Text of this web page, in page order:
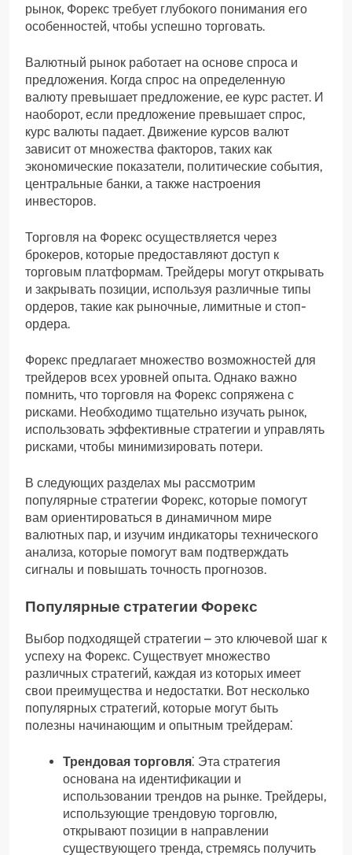
рынок, Форекс требует глубокого понимания его
особенностей, чтобы успешно торговать.
Валютный рынок работает на основе спроса и
предложения. Когда спрос на определенную
валюту превышает предложение, ее курс растет. И
наоборот, если предложение превышает спрос,
курс валюты падает. Движение курсов валют
зависит от множества факторов, таких как
экономические показатели, политические события,
центральные банки, а также настроения
инвесторов.
Торговля на Форекс осуществляется через
брокеров, которые предоставляют доступ к
торговым платформам. Трейдеры могут открывать
и закрывать позиции, используя различные типы
ордеров, такие как рыночные, лимитные и стоп-
ордера.
Форекс предлагает множество возможностей для
трейдеров всех уровней опыта. Однако важно
помнить, что торговля на Форекс сопряжена с
рисками. Необходимо тщательно изучать рынок,
использовать эффективные стратегии и управлять
рисками, чтобы минимизировать потери.
В следующих разделах мы рассмотрим
популярные стратегии Форекс, которые помогут
вам ориентироваться в динамичном мире
валютных пар, и изучим индикаторы технического
анализа, которые помогут вам подтверждать
сигналы и повышать точность прогнозов.
Популярные стратегии Форекс
Выбор подходящей стратегии – это ключевой шаг к
успеху на Форекс. Существует множество
различных стратегий, каждая из которых имеет
свои преимущества и недостатки. Вот несколько
популярных стратегий, которые могут быть
полезны начинающим и опытным трейдерам⁚
Трендовая торговля⁚ Эта стратегия
основана на идентификации и
использовании трендов на рынке. Трейдеры,
использующие трендовую торговлю,
открывают позиции в направлении
существующего тренда, стремясь получить